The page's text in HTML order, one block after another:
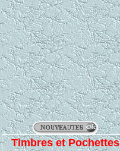
Timbres et Pochettes